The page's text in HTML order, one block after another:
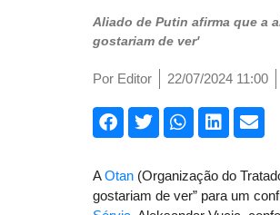
Aliado de Putin afirma que a
gostariam de ver'
Por Editor 22/07/2024 11:00
AOtan (Organização do
gostariam de ver” para um